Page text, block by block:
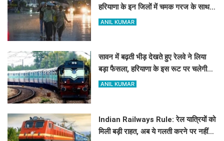
हरियाणा के इन जिलों में चमक गरज के साथ
होगी बारिश, देखिए ताजा अलर्ट
ANIL KUMAR
सावन में बढ़ती भीड़ देखते हुए रेलवे ने लिया
बड़ा फैसला, हरियाणा के इस रूट पर चलेगी
स्पेशल ट्रेन, देखें टाइमिंग
ANIL KUMAR
Indian Railways Rule: रेल यात्रियों को
मिली बड़ी राहत, अब ये गलती करने पर नहीं